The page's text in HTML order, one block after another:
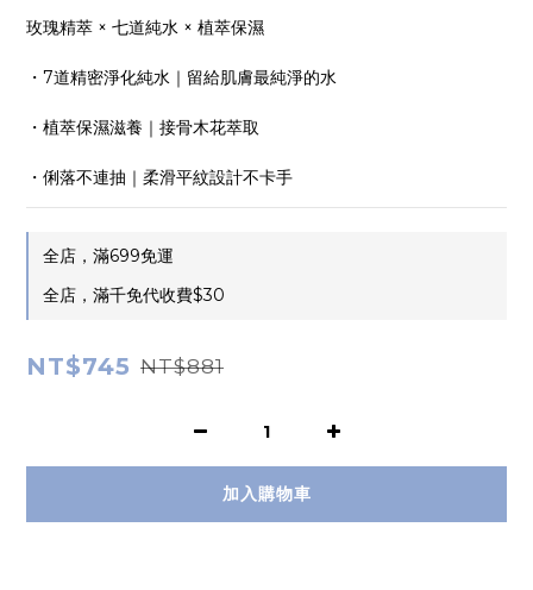
玫瑰精萃 × 七道純水 × 植萃保濕
・7道精密淨化純水｜留給肌膚最純淨的水
・植萃保濕滋養｜接骨木花萃取
・俐落不連抽｜柔滑平紋設計不卡手
全店，滿699免運
全店，滿千免代收費$30
NT$745 NT$881
加入購物車